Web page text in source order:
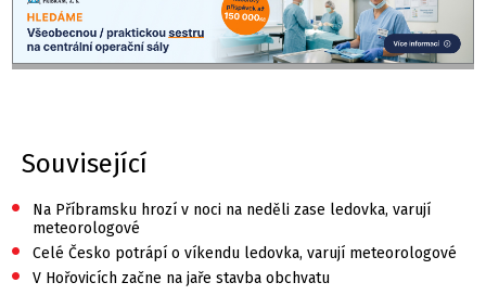
Související
•
Na Příbramsku hrozí v noci na neděli zase ledovka, varují
meteorologové
• Celé Česko potrápí o víkendu ledovka, varují meteorologové
• V Hořovicích začne na jaře stavba obchvatu